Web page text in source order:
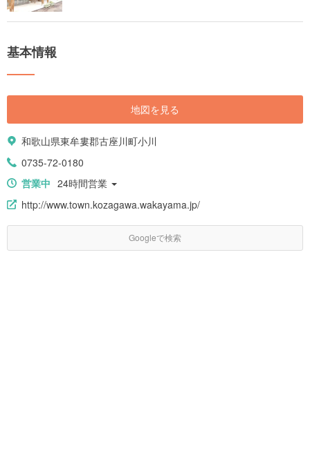
基本情報
地図を見る
和歌山県東牟婁郡古座川町小川
0735-72-0180
営業中 24時間営業
http://www.town.kozagawa.wakayama.jp/
Googleで検索